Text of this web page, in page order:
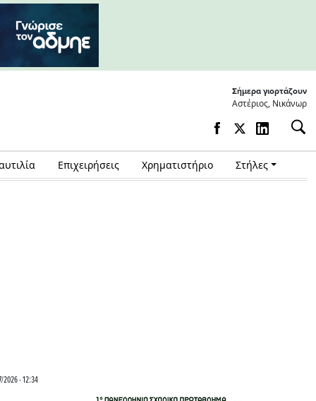
Σήμερα γιορτάζουν
Αστέριος, Νικάνωρ
Επιχειρήσεις Χρηματιστήριο Στήλες
2026 - 12:34